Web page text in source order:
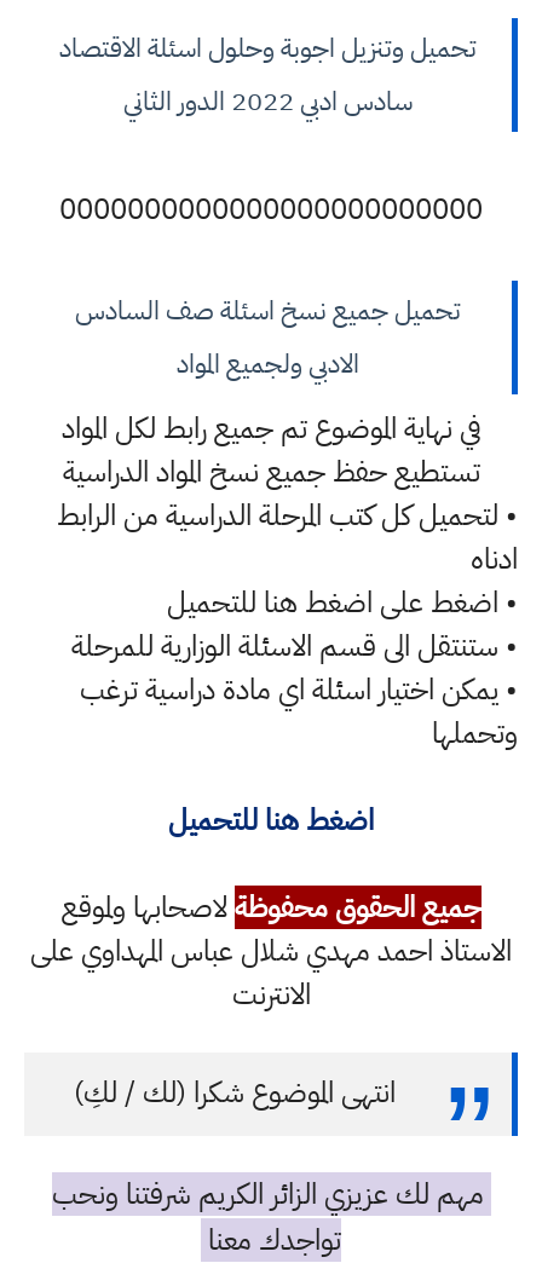
تحميل وتنزيل اجوبة وحلول اسئلة الاقتصاد
سادس ادبي 2022 الدور الثاني
0000000000000000000000000
تحميل جميع نسخ اسئلة صف السادس
الادبي ولجميع المواد
في نهاية الموضوع تم جميع رابط لكل المواد
تستطيع حفظ جميع نسخ المواد الدراسية
• لتحميل كل كتب المرحلة الدراسية من الرابط
ادناه
• اضغط على اضغط هنا للتحميل
• ستنتقل الى قسم الاسئلة الوزارية للمرحلة
• يمكن اختيار اسئلة اي مادة دراسية ترغب
وتحملها
اضغط هنا للتحميل
جميع الحقوق محفوظةلاصحابها ولموقع
الاستاذ احمد مهدي شلال عباس المهداوي على
الانترنت
انتهى الموضوع شكرا (لك / لكِ)
مهم لك عزيزي الزائر الكريم شرفتنا ونحب
تواجدك معنا